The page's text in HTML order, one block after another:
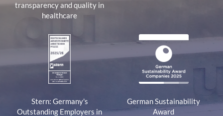
transparency and quality in
healthcare
Stern: Germany's
Outstanding Employers in
German Sustainability
Award